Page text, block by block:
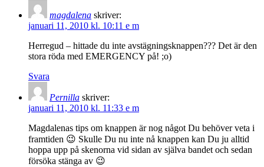
magdalena skriver:
januari 11, 2010 kl. 10:11 e m
Herregud – hittade du inte avstägningsknappen??? Det är den
stora röda med EMERGENCY på! ;o)
Svara
Pernilla skriver:
januari 11, 2010 kl. 11:33 e m
Magdalenas tips om knappen är nog något Du behöver veta i
framtiden 😉 Skulle Du nu inte nå knappen kan Du ju alltid
hoppa upp på skenorna vid sidan av själva bandet och sedan
försöka stänga av 😉